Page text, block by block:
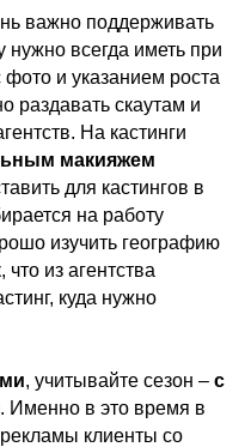
важно поддерживать
нужно всегда иметь при
фото и указанием роста
раздавать скаутам и
На кастинги
макияжем
для кастингов в
на работу
изучить географию
из агентства
куда нужно
, учитывайте сезон – с
. Именно в это время в
клиенты со